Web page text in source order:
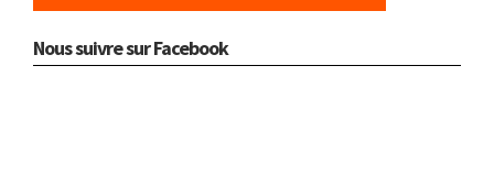
Nous suivre sur Facebook